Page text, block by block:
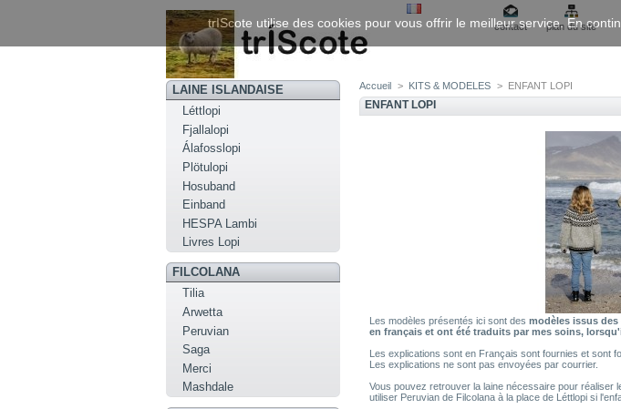
contact
plan du site
LAINE ISLANDAISE
Léttlopi
Fjallalopi
Álafosslopi
Plötulopi
Hosuband
Einband
HESPA Lambi
Livres Lopi
FILCOLANA
Tilia
Arwetta
Peruvian
Saga
Merci
Mashdale
Accueil > KITS & MODELES > ENFANT LOPI
ENFANT LOPI
Les modèles présentés ici sont des modèles issus
en français et ont été traduits par mes soins,
Les explications sont en Français sont fournies et sont
Les explications ne sont pas envoyées par courrier.
Vous pouvez retrouver la laine nécessaire pour réaliser
utiliser Peruvian de Filcolana à la place de Léttlopi si
trIScote utilise des cookies pour vous offrir le meilleur service. En